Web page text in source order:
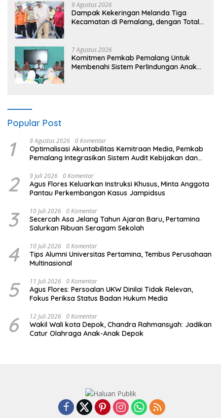
9 Agustus 2026
Dampak Kekeringan Melanda Tiga
Kecamatan di Pemalang, dengan Total
7 Agustus 2026
Komitmen Pemkab Pemalang Untuk
Membenahi Sistem Perlindungan Anak
Popular Post
1 9 Agustus 2026 0 Komentar
​Optimalisasi Akuntabilitas Kemitraan Media, Pemkab
Pemalang Integrasikan Sistem Audit Kebijakan dan
2 9 Juli 2026 0 Komentar
Agus Flores Keluarkan Instruksi Khusus, Minta Anggota
Pantau Perkembangan Kasus Jampidsus
3 10 Juli 2026 0 Komentar
Secercah Asa Jelang Tahun Ajaran Baru, Pertamina
Salurkan Ribuan Seragam Sekolah
4 10 Juli 2026 0 Komentar
Tips Alumni Universitas Pertamina, Tembus Perusahaan
Multinasional
5 11 Juli 2026 0 Komentar
Agus Flores: Persoalan UKW Dinilai Tidak Relevan,
Fokus Periksa Status Badan Hukum Media
6 12 Juli 2026 0 Komentar
Wakil Wali kota Depok, Chandra Rahmansyah: Jadikan
Catur Olahraga Anak-Anak Depok